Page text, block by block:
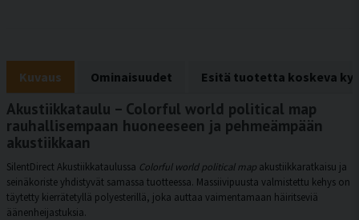
Kuvaus Ominaisuudet Esitä tuotetta koskeva
Akustiikkataulu – Colorful world political map
rauhallisempaan huoneeseen ja pehmeämpään
akustiikkaan
SilentDirect Akustiikkataulussa Colorful world political map akustiikkaratkaisu ja
seinäkoriste yhdistyvät samassa tuotteessa. Massiivipuusta valmistettu kehys on
täytetty kierrätetyllä polyesterillä, joka auttaa vaimentamaan häiritseviä
äänenheijastuksia.